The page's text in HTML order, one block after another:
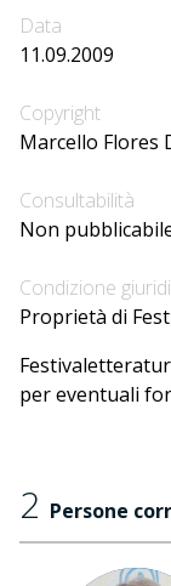
Data
11.09.2009
Copyright
Marcello Flores
Consultabilità
Non
Condizione
Proprietà di
per eventuali
2 Persone